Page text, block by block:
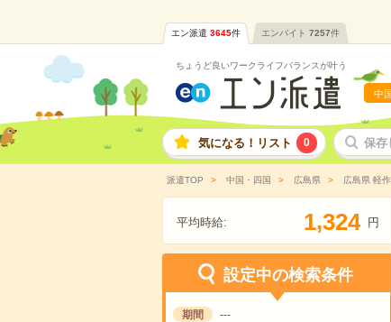
エン派遣 3645件 エンバイト 7257件
ちょうど良いワークライフバランスが叶う
中
気になる！リスト 0 保存
派遣TOP 中国・四国 広島県 広島県 軽
平均時給: 1,324 円
設定中の検索条件
期間 ---